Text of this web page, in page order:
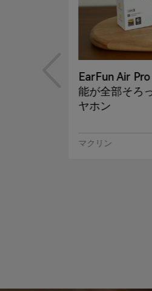
EarFun Air
能が全部そろ
ヤホン
マクリン